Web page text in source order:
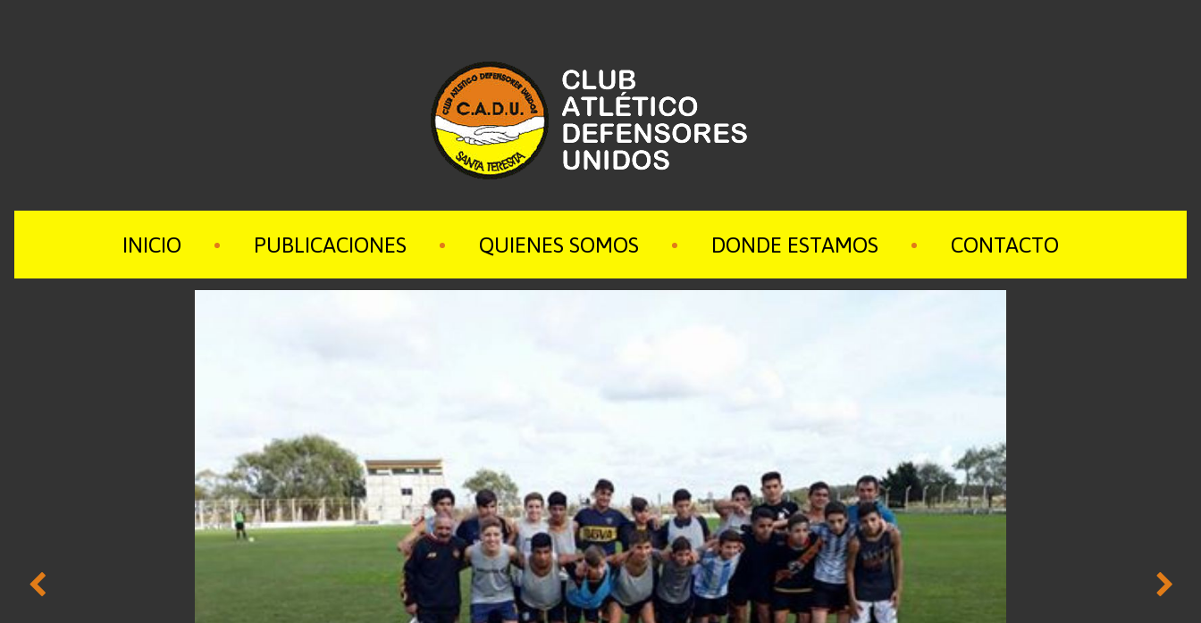
INICIO PUBLICACIONES QUIENES SOMOS DONDE ESTAMOS CONTACTO